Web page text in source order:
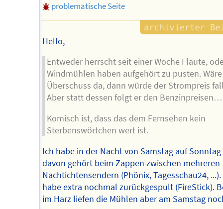
problematische Seite
Hello,
Entweder herrscht seit einer Woche Flaute,
Windmühlen haben aufgehört zu pusten. Wäre
Überschuss da, dann würde der Strompreis
Aber statt dessen folgt er den Benzinpreisen…
Komisch ist, dass das dem Fernsehen kein
Sterbenswörtchen wert ist.
Ich habe in der Nacht von Samstag auf
davon gehört beim Zappen zwischen mehreren
Nachtichtensendern (Phönix, Tagesschau24,
habe extra nochmal zurückgespult (FireStick).
im Harz liefen die Mühlen aber am Samstag